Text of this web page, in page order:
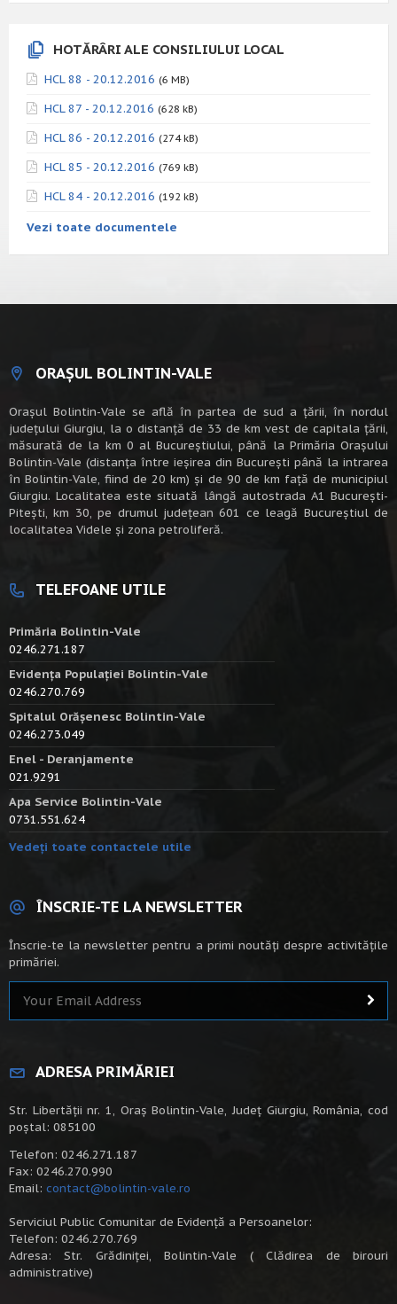
HOTĂRÂRI ALE CONSILIULUI LOCAL
HCL 88 - 20.12.2016 (6 MB)
HCL 87 - 20.12.2016 (628 kB)
HCL 86 - 20.12.2016 (274 kB)
HCL 85 - 20.12.2016 (769 kB)
HCL 84 - 20.12.2016 (192 kB)
Vezi toate documentele
ORAȘUL BOLINTIN-VALE
Oraşul Bolintin-Vale se află în partea de sud a ţării, în nordul
judeţului Giurgiu, la o distanţă de 33 de km vest de capitala țării,
măsurată de la km 0 al Bucureștiului, până la Primăria Orașului
Bolintin-Vale (distanța între ieșirea din București până la intrarea
în Bolintin-Vale, fiind de 20 km) şi de 90 de km faţă de municipiul
Giurgiu. Localitatea este situată lângă autostrada A1 Bucureşti-
Piteşti, km 30, pe drumul judeţean 601 ce leagă Bucureştiul de
localitatea Videle şi zona petroliferă.
TELEFOANE UTILE
Primăria Bolintin-Vale
0246.271.187
Evidența Populației Bolintin-Vale
0246.270.769
Spitalul Orășenesc Bolintin-Vale
0246.273.049
Enel - Deranjamente
021.9291
Apa Service Bolintin-Vale
0731.551.624
Vedeți toate contactele utile
ÎNSCRIE-TE LA NEWSLETTER
Înscrie-te la newsletter pentru a primi noutăți despre activitățile
primăriei.
ADRESA PRIMĂRIEI
Str. Libertății nr. 1, Oraș Bolintin-Vale, Județ Giurgiu, România, cod
poștal: 085100
Telefon: 0246.271.187
Fax: 0246.270.990
Email: contact@bolintin-vale.ro
Serviciul Public Comunitar de Evidență a Persoanelor:
Telefon: 0246.270.769
Adresa: Str. Grădiniței, Bolintin-Vale ( Clădirea de birouri
administrative)